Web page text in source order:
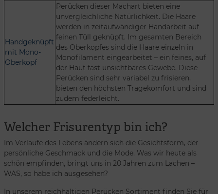
Handgeknüpft
mit Mono-
Oberkopf
Perücken dieser Machart bieten eine
unvergleichliche Natürlichkeit. Die Haare
werden in zeitaufwändiger Handarbeit auf
feinen Tüll geknüpft. Im gesamten Bereich
des Oberkopfes sind die Haare einzeln in
Monofilament eingearbeitet – ein feines, auf
der Haut fast unsichtbares Gewebe. Diese
Perücken sind sehr variabel zu frisieren,
bieten den höchsten Tragekomfort und sind
zudem federleicht.
Welcher Frisurentyp bin ich?
Im Verlaufe des Lebens ändern sich die Gesichtsform, der
persönliche Geschmack und die Mode. Was wir heute als
schön empfinden, bringt uns in 20 Jahren zum Lachen –
WAS, so habe ich ausgesehen?
In unserem reichhaltigen Perücken Sortiment finden Sie für